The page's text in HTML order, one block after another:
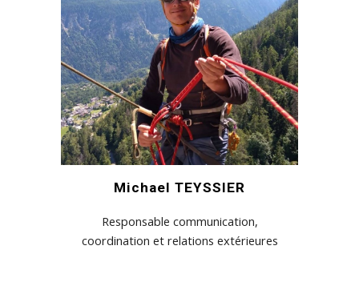
Michael TEYSSIER
Responsable communication,
coordination et relations extérieures